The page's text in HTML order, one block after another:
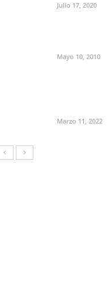
Julio 17, 2020
Mayo 10, 2010
Marzo 11, 2022